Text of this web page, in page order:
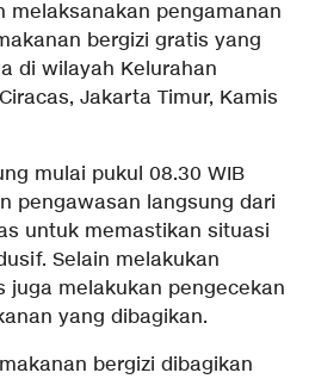
melaksanakan pengamanan
bergizi gratis yang
di wilayah Kelurahan
Jakarta Timur, Kamis
mulai pukul 08.30 WIB
pengawasan langsung dari
untuk memastikan situasi
Selain melakukan
juga melakukan pengecekan
yang dibagikan.
bergizi dibagikan